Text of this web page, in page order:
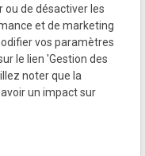
ou de désactiver les
et de marketing
vos paramètres
le lien 'Gestion des
noter que la
un impact sur